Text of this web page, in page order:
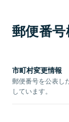
郵便番
市町村変更情報
郵便番号を公表し
しています。